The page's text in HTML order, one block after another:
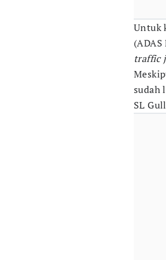
Untuk
traffic
sudah
SL